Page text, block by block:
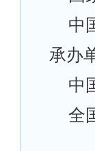
中
承办
中
全